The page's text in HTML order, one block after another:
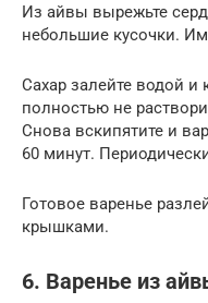
Из айвы вырежьте
небольшие кусочки.
Сахар залейте водой и
полностью не
Снова вскипятите и
60 минут.
Готовое варенье
крышками.
6. Варенье из